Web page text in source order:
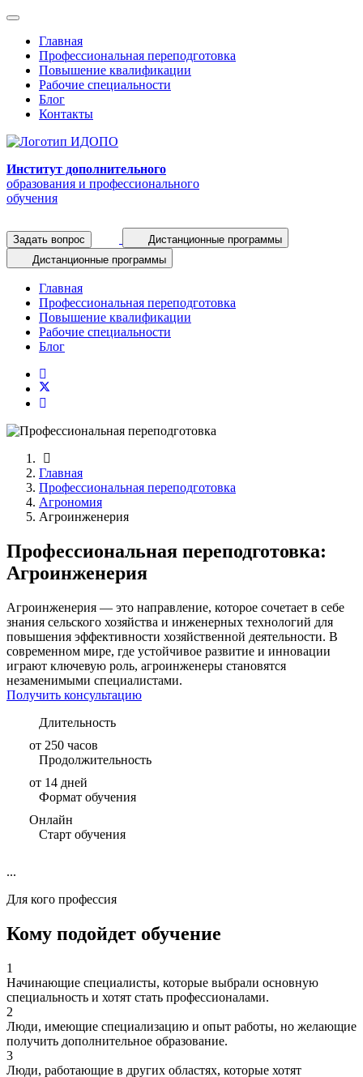
Главная
Профессиональная переподготовка
Повышение квалификации
Рабочие специальности
Блог
Контакты
Институт дополнительного
образования и профессионального
обучения
Задать вопрос
Дистанционные программы
Дистанционные программы
Главная
Профессиональная переподготовка
Повышение квалификации
Рабочие специальности
Блог
Главная
Профессиональная переподготовка
Агрономия
Агроинженерия
Профессиональная переподготовка:
Агроинженерия
Агроинженерия — это направление, которое сочетает в себе
знания сельского хозяйства и инженерных технологий для
повышения эффективности хозяйственной деятельности. В
современном мире, где устойчивое развитие и инновации
играют ключевую роль, агроинженеры становятся
незаменимыми специалистами.
Получить консультацию
Длительность
от 250 часов
Продолжительность
от 14 дней
Формат обучения
Онлайн
Старт обучения
...
Для кого профессия
Кому подойдет обучение
1
Начинающие специалисты, которые выбрали основную
специальность и хотят стать профессионалами.
2
Люди, имеющие специализацию и опыт работы, но желающие
получить дополнительное образование.
3
Люди, работающие в других областях, которые хотят